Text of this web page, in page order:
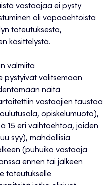
vastaajaa ei pysty
oli vapaaehtoista
toteutuksesta,
käsittelystä.
valmiita
pystyivät valitsemaan
näitä
vastaajien taustaa
opiskelumuoto),
15 eri vaihtoehtoa, joiden
syy), mahdollisia
(puhuiko vastaaja
ennen tai jälkeen
toteutukselle